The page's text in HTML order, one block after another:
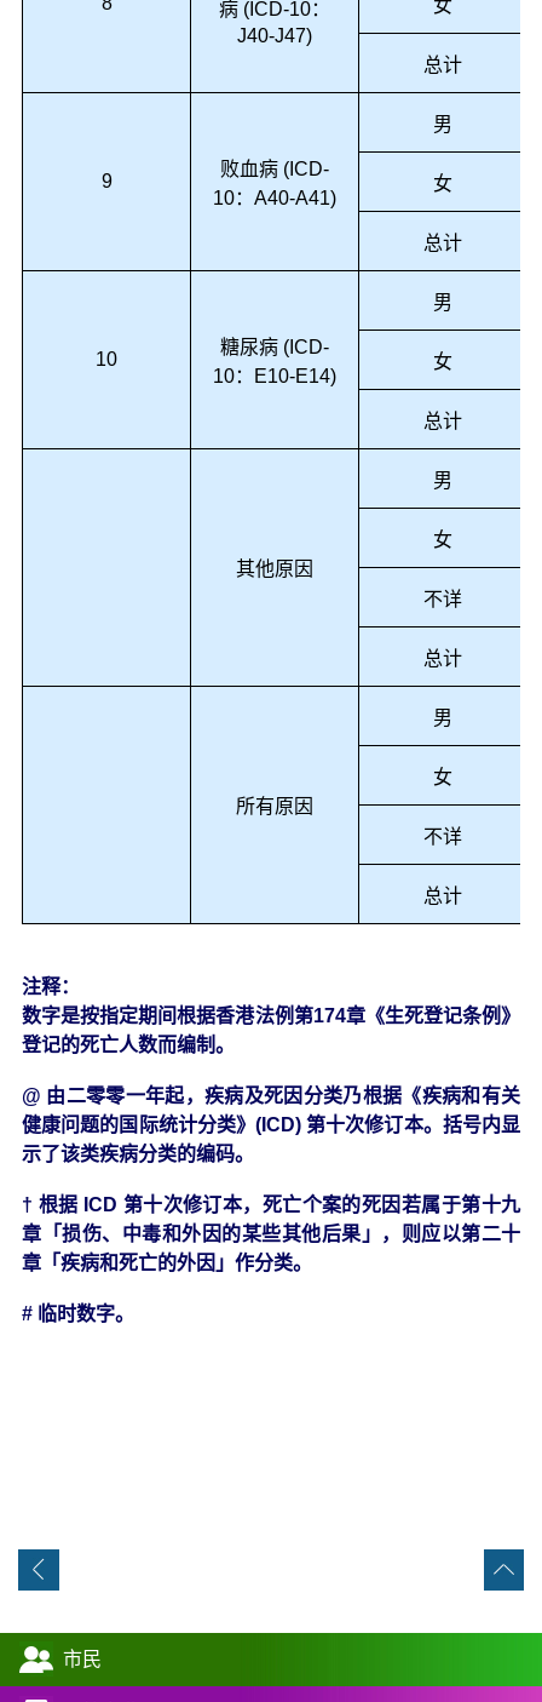
病 (ICD-10：
J40-J47)
女
总计
9
败血病 (ICD-
10：A40-A41)
男
女
总计
10
糖尿病 (ICD-
10：E10-E14)
男
女
总计
其他原因
男
女
不详
总计
所有原因
男
女
不详
总计
注释：
数字是按指定期间根据香港法例第174章《生死登记条例》
登记的死亡人数而编制。
@ 由二零零一年起，疾病及死因分类乃根据《疾病和有关
健康问题的国际统计分类》(ICD) 第十次修订本。括号内显
示了该类疾病分类的编码。
† 根据 ICD 第十次修订本，死亡个案的死因若属于第十九
章「损伤、中毒和外因的某些其他后果」，则应以第二十
章「疾病和死亡的外因」作分类。
# 临时数字。
市民